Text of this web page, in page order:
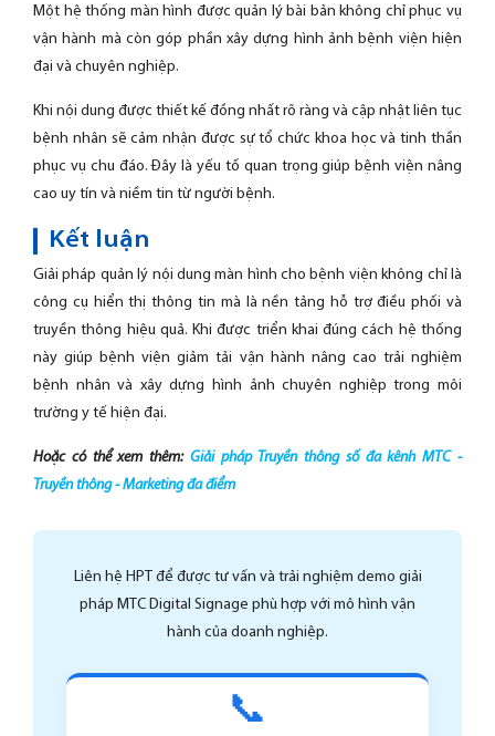
Một hệ thống màn hình được quản lý bài bản không chỉ phục vụ
vận hành mà còn góp phần xây dựng hình ảnh bệnh viện hiện
đại và chuyên nghiệp.
Khi nội dung được thiết kế đồng nhất rõ ràng và cập nhật liên tục
bệnh nhân sẽ cảm nhận được sự tổ chức khoa học và tinh thần
phục vụ chu đáo. Đây là yếu tố quan trọng giúp bệnh viện nâng
cao uy tín và niềm tin từ người bệnh.
Kết luận
Giải pháp quản lý nội dung màn hình cho bệnh viện không chỉ là
công cụ hiển thị thông tin mà là nền tảng hỗ trợ điều phối và
truyền thông hiệu quả. Khi được triển khai đúng cách hệ thống
này giúp bệnh viện giảm tải vận hành nâng cao trải nghiệm
bệnh nhân và xây dựng hình ảnh chuyên nghiệp trong môi
trường y tế hiện đại.
Hoặc có thể xem thêm: Giải pháp Truyền thông số đa kênh MTC -
Truyền thông - Marketing đa điểm
Liên hệ HPT để được tư vấn và trải nghiệm demo giải
pháp MTC Digital Signage phù hợp với mô hình vận
hành của doanh nghiệp.
📞